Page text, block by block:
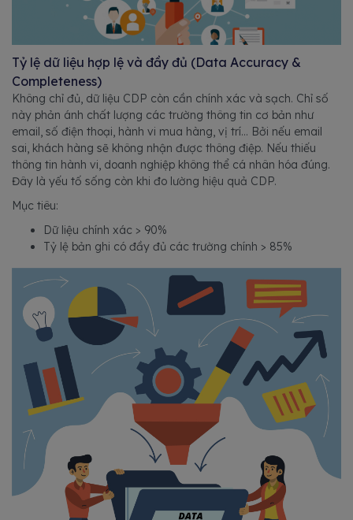
Tỷ lệ dữ liệu hợp lệ và đầy đủ (Data Accuracy &
Completeness)
Không chỉ đủ, dữ liệu CDP còn cần chính xác và sạch. Chỉ số
này phản ánh chất lượng các trường thông tin cơ bản như
email, số điện thoại, hành vi mua hàng, vị trí… Bởi nếu email
sai, khách hàng sẽ không nhận được thông điệp. Nếu thiếu
thông tin hành vi, doanh nghiệp không thể cá nhân hóa đúng.
Đây là yếu tố sống còn khi đo lường hiệu quả CDP.
Mục tiêu:
Dữ liệu chính xác > 90%
Tỷ lệ bản ghi có đầy đủ các trường chính > 85%